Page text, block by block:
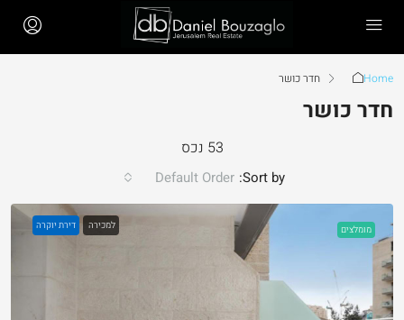
Home חדר כושר
חדר כושר
53 נכס
Sort by:
Default Order
מומלצים למכירה דירת יוקרה